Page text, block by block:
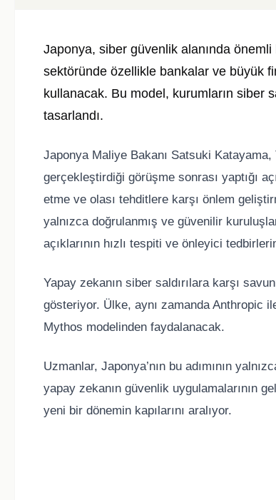
Japonya, siber güvenlik alanında
sektöründe özellikle bankalar ve büyük
kullanacak. Bu model, kurumların siber
tasarlandı.
Japonya Maliye Bakanı Satsuki
gerçekleştirdiği görüşme sonrası yaptığı
etme ve olası tehditlere karşı önlem
yalnızca doğrulanmış ve güvenilir
açıklarının hızlı tespiti ve önleyici
Yapay zekanın siber saldırılara karşı
gösteriyor. Ülke, aynı zamanda Anthropic
Mythos modelinden faydalanacak.
Uzmanlar, Japonya’nın bu adımının
yapay zekanın güvenlik uygulamalarının
yeni bir dönemin kapılarını aralıyor.